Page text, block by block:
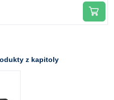
z kapitoly